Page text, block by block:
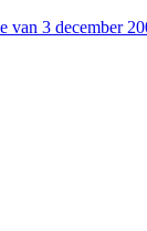
3 december